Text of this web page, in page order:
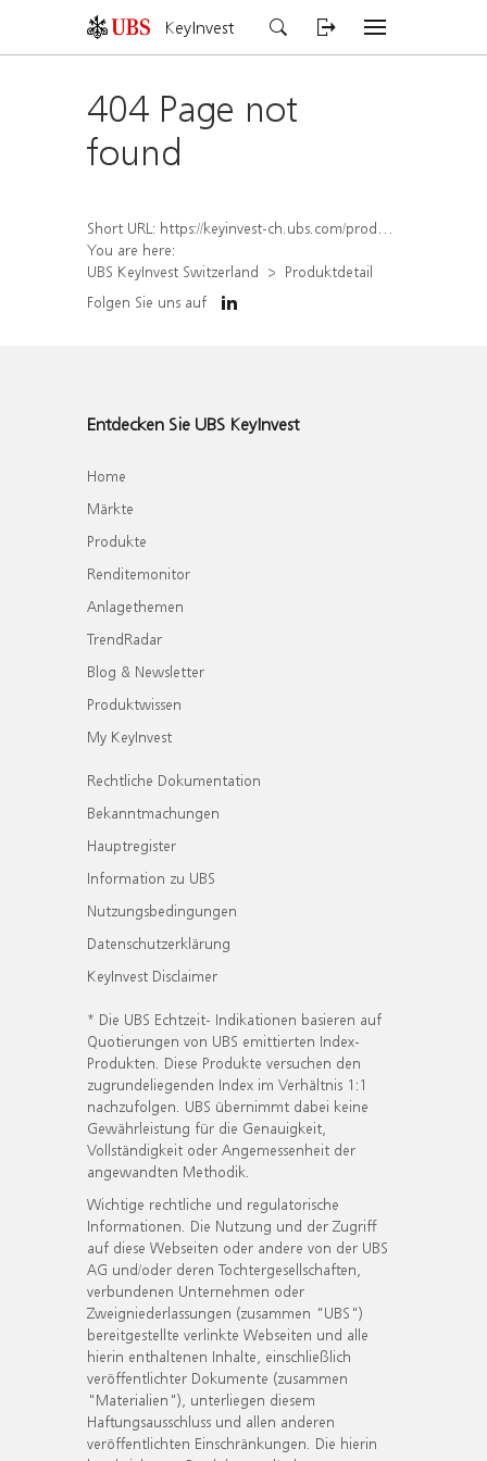
KeyInvest
404 Page not
found
Short URL: https://keyinvest-ch.ubs.com/produkt/detail/index/isin/CH1578499126
You are here:
UBS KeyInvest Switzerland
Produktdetail
Folgen Sie uns auf
Entdecken Sie UBS KeyInvest
Home
Märkte
Produkte
Renditemonitor
Anlagethemen
TrendRadar
Blog & Newsletter
Produktwissen
My KeyInvest
Rechtliche Dokumentation
Bekanntmachungen
Hauptregister
Information zu UBS
Nutzungsbedingungen
Datenschutzerklärung
KeyInvest Disclaimer
* Die UBS Echtzeit- Indikationen basieren auf
Quotierungen von UBS emittierten Index-
Produkten. Diese Produkte versuchen den
zugrundeliegenden Index im Verhältnis 1:1
nachzufolgen. UBS übernimmt dabei keine
Gewährleistung für die Genauigkeit,
Vollständigkeit oder Angemessenheit der
angewandten Methodik.
Wichtige rechtliche und regulatorische
Informationen. Die Nutzung und der Zugriff
auf diese Webseiten oder andere von der UBS
AG und/oder deren Tochtergesellschaften,
verbundenen Unternehmen oder
Zweigniederlassungen (zusammen "UBS")
bereitgestellte verlinkte Webseiten und alle
hierin enthaltenen Inhalte, einschließlich
veröffentlichter Dokumente (zusammen
"Materialien"), unterliegen diesem
Haftungsausschluss und allen anderen
veröffentlichten Einschränkungen. Die hierin